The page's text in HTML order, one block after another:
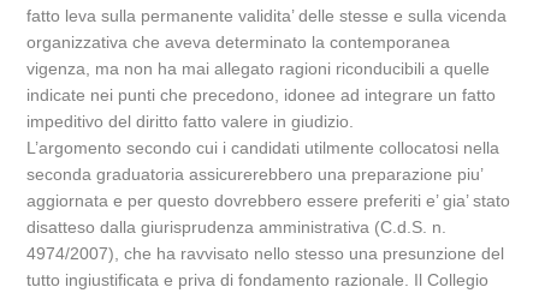
fatto leva sulla permanente validita’ delle stesse e sulla vicenda
organizzativa che aveva determinato la contemporanea
vigenza, ma non ha mai allegato ragioni riconducibili a quelle
indicate nei punti che precedono, idonee ad integrare un fatto
impeditivo del diritto fatto valere in giudizio.
L’argomento secondo cui i candidati utilmente collocatosi nella
seconda graduatoria assicurerebbero una preparazione piu’
aggiornata e per questo dovrebbero essere preferiti e’ gia’ stato
disatteso dalla giurisprudenza amministrativa (C.d.S. n.
4974/2007), che ha ravvisato nello stesso una presunzione del
tutto ingiustificata e priva di fondamento razionale. Il Collegio